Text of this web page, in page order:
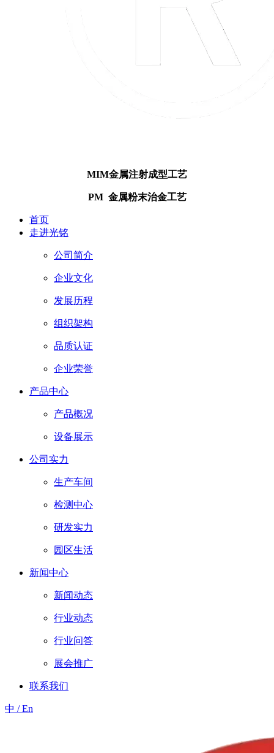
MIM金属注射成型工艺
PM 金属粉末治金工艺
首页
走进光铭
公司简介
企业文化
发展历程
组织架构
品质认证
企业荣誉
产品中心
产品概况
设备展示
公司实力
生产车间
检测中心
研发实力
园区生活
新闻中心
新闻动态
行业动态
行业问答
展会推广
联系我们
中 / En